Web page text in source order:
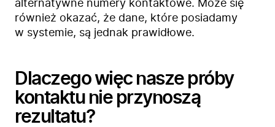
Produkty
Branże
Blog
Kontakt
alternatywne numery kontaktowe. Może się
również okazać, że dane, które posiadamy
w systemie, są jednak prawidłowe.
Dlaczego więc nasze próby
kontaktu nie przynoszą
rezultatu?